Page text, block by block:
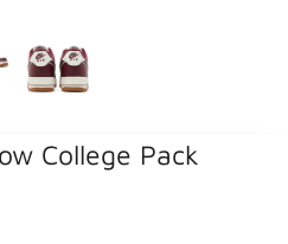
College Pack